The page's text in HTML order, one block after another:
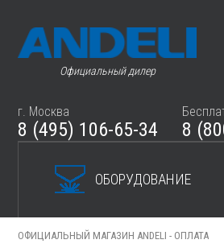
Официальный дилер
г. Москва
8 (495) 106-65-34 8
ОБОРУДОВАНИЕ
ОФИЦИАЛЬНЫЙ МАГАЗИН ANDELI - ОПЛАТА